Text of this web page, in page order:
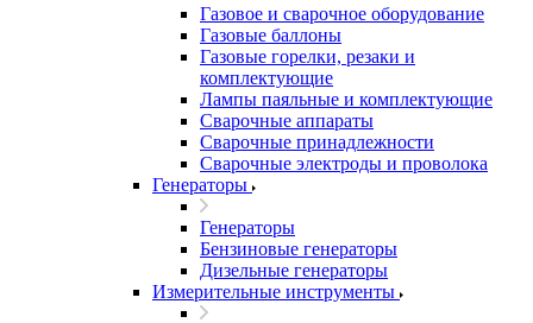
Газовое и сварочное оборудование
Газовые баллоны
Газовые горелки, резаки и
комплектующие
Лампы паяльные и комплектующие
Сварочные аппараты
Сварочные принадлежности
Сварочные электроды и проволока
Генераторы
Генераторы
Бензиновые генераторы
Дизельные генераторы
Измерительные инструменты